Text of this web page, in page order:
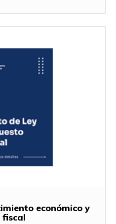
económico y